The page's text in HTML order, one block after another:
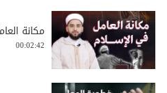
مكانة
00:02:42